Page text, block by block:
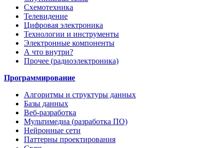
Схемотехника
Телевидение
Цифровая электроника
Технологии и инструменты
Электронные компоненты
А что внутри?
Прочее (радиоэлектроника)
Программирование
Алгоритмы и структуры данных
Базы данных
Веб-разработка
Мультимедиа (разработка ПО)
Нейронные сети
Паттерны проектирования